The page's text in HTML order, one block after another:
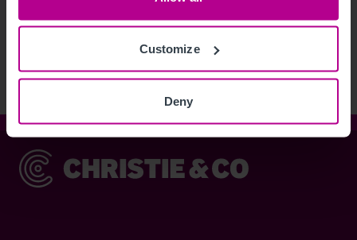
Customize
Deny
Notas de Prensa Hoteles
Christie & Co